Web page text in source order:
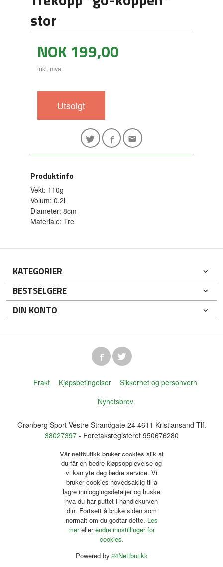
stor
Pris
NOK199,00
inkl. mva.
Utsolgt
Produktinfo
Vekt: 110g
Volum: 0,2l
Diameter: 8cm
Materiale: Tre
KATEGORIER
BESTSELGERE
DIN KONTO
Frakt Kjøpsbetingelser
Sikkerhet og personvern
Nyhetsbrev
Grønberg Sport Vestre Strandgate 24 4611 Kristiansand Tlf.
38027397- Foretaksregisteret 950676280
Vår nettbutikk bruker cookies slik at
du får en bedre kjøpsopplevelse og
vi kan yte deg bedre service. Vi
bruker cookies hovedsaklig til å
lagre innloggingsdetaljer og huske
hva du har puttet i handlekurven
din. Fortsett å bruke siden som
normalt om du godtar dette. Les
merellerendre innstillinger for
cookies.
Powered by 24Nettbutikk